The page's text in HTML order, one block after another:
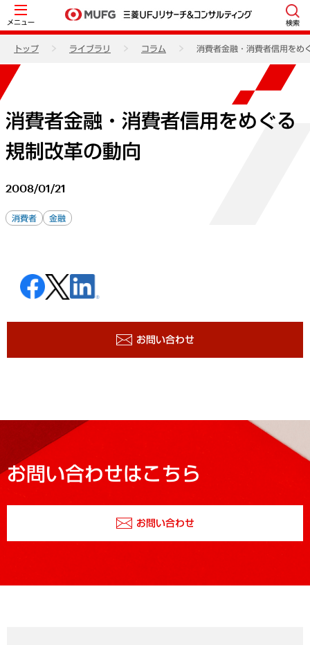
メニュー 検索
トップ ライブラリ コラム 消費者金融・消費者信用をめ
消費者金融・消費者信用をめぐる
規制改革の動向
2008/01/21
消費者 金融
お問い合わせ
お問い合わせはこちら
お問い合わせ